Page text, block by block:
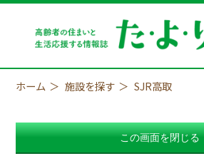
ホーム 施設を探す SJR高取